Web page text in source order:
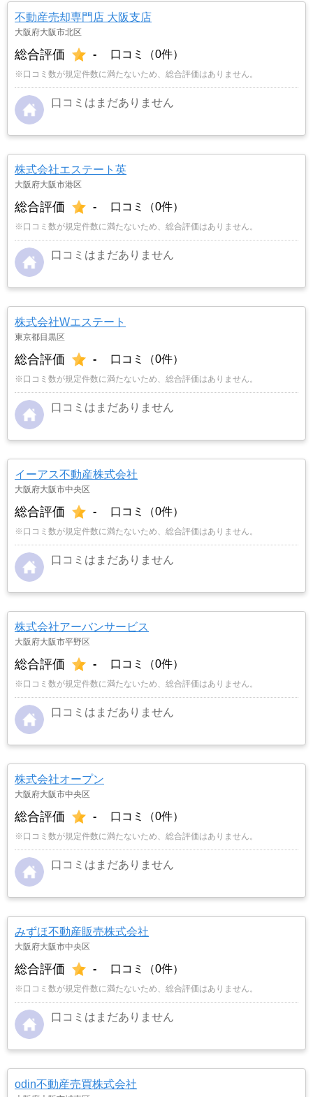
不動産売却専門店 大阪支店
大阪府大阪市北区
総合評価 - 口コミ（0件）
※口コミ数が規定件数に満たないため、総合評価はありません。
口コミはまだありません
株式会社エステート英
大阪府大阪市港区
総合評価 - 口コミ（0件）
※口コミ数が規定件数に満たないため、総合評価はありません。
口コミはまだありません
株式会社Wエステート
東京都目黒区
総合評価 - 口コミ（0件）
※口コミ数が規定件数に満たないため、総合評価はありません。
口コミはまだありません
イーアス不動産株式会社
大阪府大阪市中央区
総合評価 - 口コミ（0件）
※口コミ数が規定件数に満たないため、総合評価はありません。
口コミはまだありません
株式会社アーバンサービス
大阪府大阪市平野区
総合評価 - 口コミ（0件）
※口コミ数が規定件数に満たないため、総合評価はありません。
口コミはまだありません
株式会社オープン
大阪府大阪市中央区
総合評価 - 口コミ（0件）
※口コミ数が規定件数に満たないため、総合評価はありません。
口コミはまだありません
みずほ不動産販売株式会社
大阪府大阪市中央区
総合評価 - 口コミ（0件）
※口コミ数が規定件数に満たないため、総合評価はありません。
口コミはまだありません
odin不動産売買株式会社